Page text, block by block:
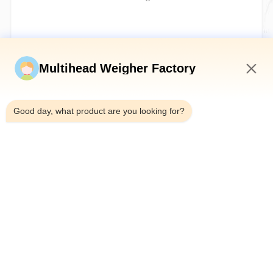
Invia ora
Multihead Weigher Factory
Good day, what product are you looking for?